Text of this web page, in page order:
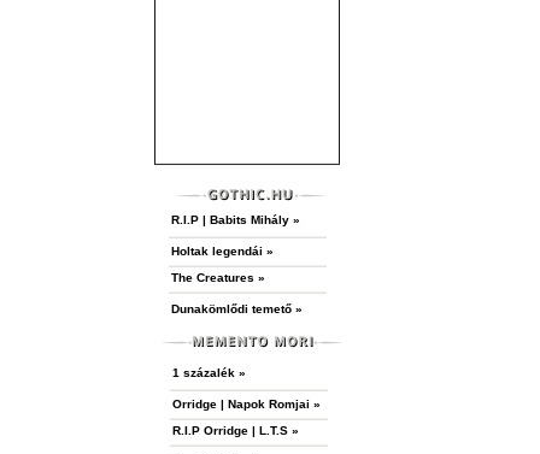
A hozzászóláshozregisztráció
R.I.P | Babits Mihály »
Holtak legendái »
The Creatures »
Dunakömlődi temető »
1 százalék »
Orridge | Napok Romjai »
R.I.P Orridge | L.T.S »